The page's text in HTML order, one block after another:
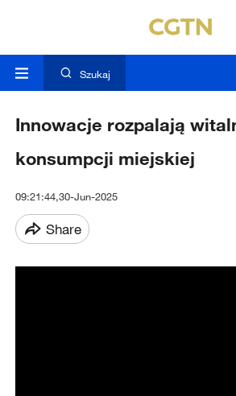
Szukaj
Innowacje rozpalają
konsumpcji miejskiej
09:21:44,30-Jun-2025
Share